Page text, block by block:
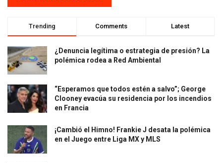
Trending Comments Latest
¿Denuncia legítima o estrategia de presión? La
polémica rodea a Red Ambiental
“Esperamos que todos estén a salvo”; George
Clooney evacúa su residencia por los incendios
en Francia
¡Cambió el Himno! Frankie J desata la polémica
en el Juego entre Liga MX y MLS